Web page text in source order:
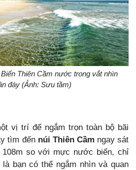
nước trong vắt nhìn
đáy (Ảnh: Sưu tầm)
vị trí để ngắm trọn toàn bộ bãi
tìm đến núi Thiên Cầm ngay sát
108m so với mực nước biển, chỉ
bạn có thể ngắm nhìn và quan